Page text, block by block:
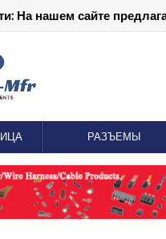
На нашем сайте
РАЗЪЕМЫ